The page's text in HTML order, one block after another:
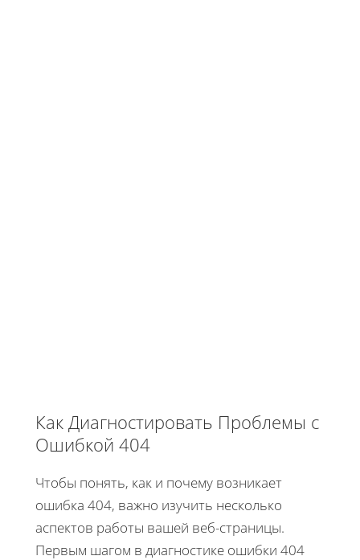
Как Диагностировать Проблемы с
Ошибкой 404
Чтобы понять, как и почему возникает
ошибка 404, важно изучить несколько
аспектов работы вашей веб-страницы.
Первым шагом в диагностике ошибки 404